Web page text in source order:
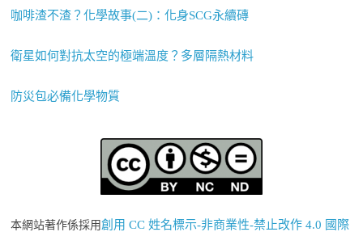
咖啡渣不渣？化學故事(二)：化身SCG永續磚
衛星如何對抗太空的極端溫度？多層隔熱材料
防災包必備化學物質
本網站著作係採用創用 CC 姓名標示-非商業性-禁止改作 4.0 國際